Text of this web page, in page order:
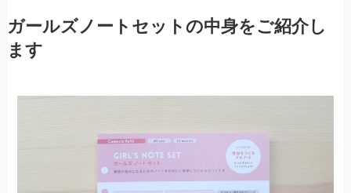
ガールズノートセットの中身をご紹介し
ます